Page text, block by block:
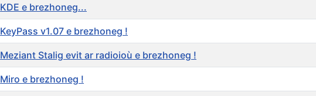
KDE e brezhoneg...
KeyPass v1.07 e brezhoneg !
Meziant Stalig evit ar radioioù e brezhoneg !
Miro e brezhoneg !